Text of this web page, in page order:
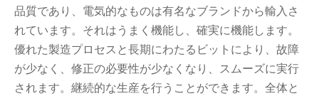
品質であり、電気的なものは有名なブランドから輸入さ
れています。それはうまく機能し、確実に機能します。
優れた製造プロセスと長期にわたるビットにより、故障
が少なく、修正の必要性が少なくなり、スムーズに実行
されます。継続的な生産を行うことができます。全体と